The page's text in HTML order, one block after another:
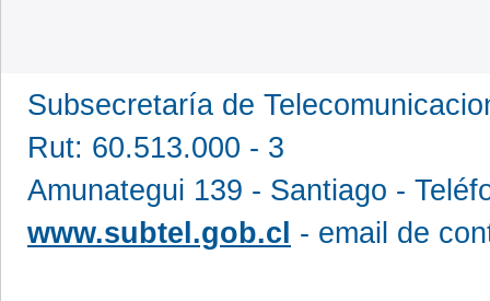
Subsecretaría de
Rut: 60.513.000 - 3
Amunategui 139 - Santiago -
www.subtel.gob.cl - email de